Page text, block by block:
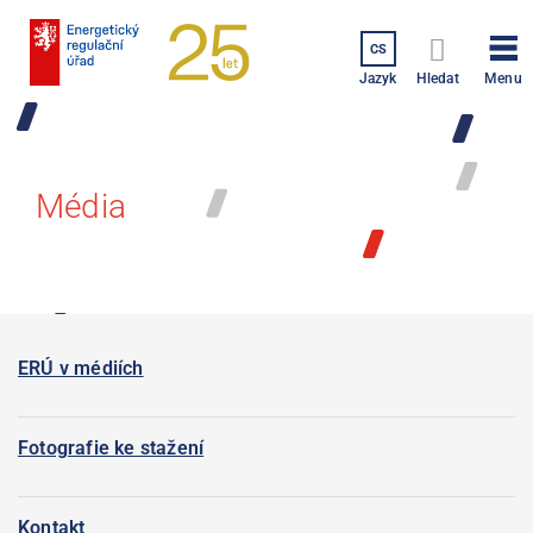
obsahu
CS
Jazyk Hledat Menu
Média
ERÚ v médiích
Fotografie ke stažení
Kontakt